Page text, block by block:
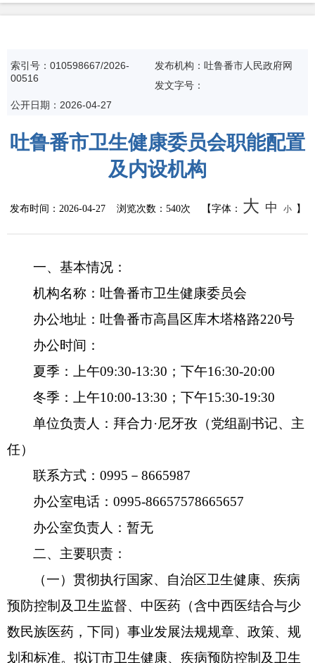
统计信息
人事管理
招录招聘
自治区文件
政策法规
政府规章
政策解读
督察检查
督察通报
提案议案
援疆工作
索引号：010598667/2026-
00516
发布机构：吐鲁番市人民政府网
发文字号：
公开日期：2026-04-27
吐鲁番市卫生健康委员会职能配置
及内设机构
发布时间： 2026-04-27浏览次数： 540次 【字体： 大 中 小 】
一、基本情况：
机构名称：吐鲁番市卫生健康委员会
办公地址：吐鲁番市高昌区库木塔格路220号
办公时间：
夏季：上午09:30-13:30；下午16:30-20:00
冬季：上午10:00-13:30；下午15:30-19:30
单位负责人：拜合力·尼牙孜（党组副书记、主
任）
联系方式：0995－8665987
办公室电话：0995-86657578665657
办公室负责人：暂无
二、主要职责：
（一）贯彻执行国家、自治区卫生健康、疾病
预防控制及卫生监督、中医药（含中西医结合与少
数民族医药，下同）事业发展法规规章、政策、规
划和标准。拟订市卫生健康、疾病预防控制及卫生